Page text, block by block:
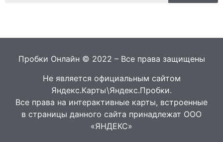
Пробки Онлайн © 2022 – Все права защищены
Не является официальным сайтом
Яндекс.Карты\Яндекс.Пробки.
Все права на интерактивные карты, встроенные
в страницы данного сайта принадлежат ООО
«ЯНДЕКС»